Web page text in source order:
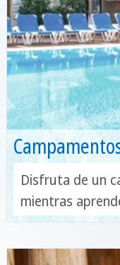
Disfruta de un
mientras